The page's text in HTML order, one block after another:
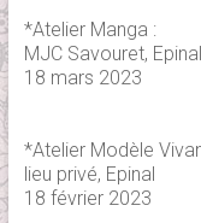
*Atelier Manga :
MJC Savouret, Epinal
18 mars 2023
*Atelier Modèle
lieu privé, Epinal
18 février 2023